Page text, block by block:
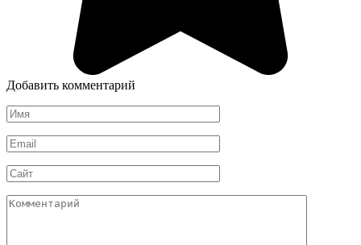
Добавить комментарий
Имя
*
Email
*
Сайт
Комментарий